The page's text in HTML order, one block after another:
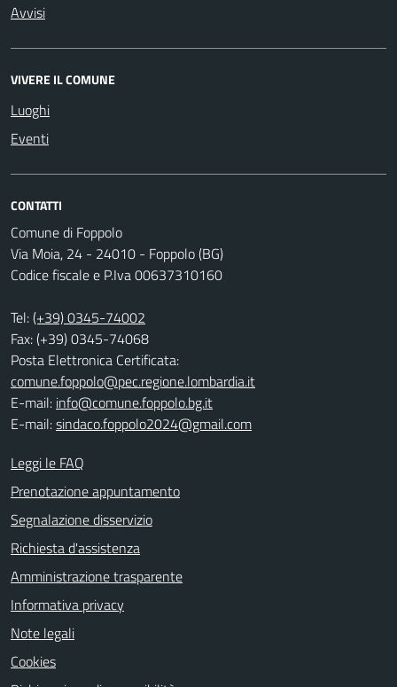
Avvisi
VIVERE IL COMUNE
Luoghi
Eventi
CONTATTI
Comune di Foppolo
Via Moia, 24 - 24010 - Foppolo (BG)
Codice fiscale e P.Iva 00637310160
Tel:(+39) 0345-74002
Fax: (+39) 0345-74068
Posta Elettronica Certificata:
comune.foppolo@pec.regione.lombardia.it
E-mail: info@comune.foppolo.bg.it
E-mail:sindaco.foppolo2024@gmail.com
Leggi le FAQ
Prenotazione appuntamento
Segnalazione disservizio
Richiesta d'assistenza
Amministrazione trasparente
Informativa privacy
Note legali
Cookies